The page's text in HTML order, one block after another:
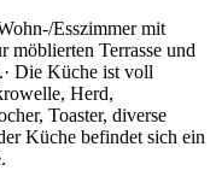
Esszimmer mit
möblierten Terrasse und
Die Küche ist voll
Herd,
Toaster, diverse
Küche befindet sich ein